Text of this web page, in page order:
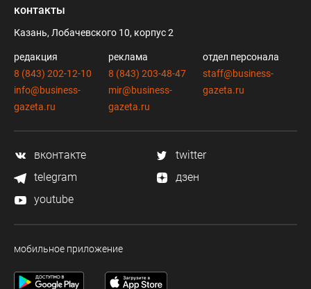
контакты
Казань, Лобачевского 10, корпус 2
редакция
8 (843) 202-12-10
info@business-
gazeta.ru
реклама
8 (843) 203-48-47
mir@business-
gazeta.ru
отдел персонала
staff@business-
gazeta.ru
вконтакте
twitter
telegram
дзен
youtube
мобильное приложение